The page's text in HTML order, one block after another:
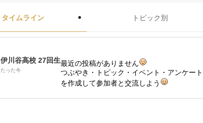
タイムライン トピック別
伊川谷高校 27回生
たった今
最近の投稿がありません
つぶやき・トピック・イベント・アンケート
を作成して参加者と交流しよう